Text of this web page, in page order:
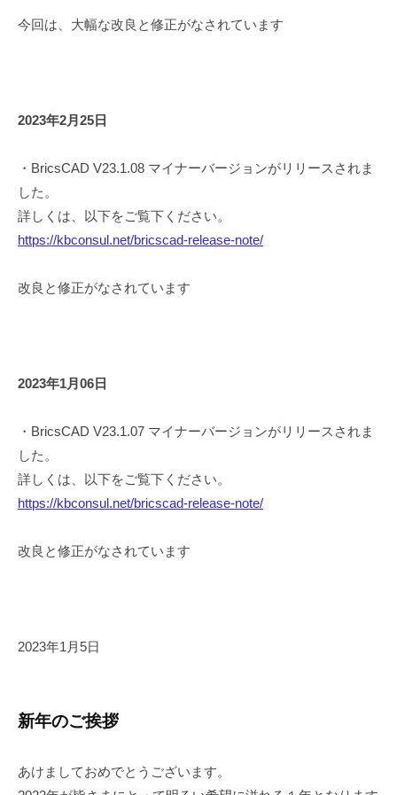
今回は、大幅な改良と修正がなされています
2023年2月25日
・BricsCAD V23.1.08 マイナーバージョンがリリースされま
した。
詳しくは、以下をご覧下ください。
https://kbconsul.net/bricscad-release-note/
改良と修正がなされています
2023年1月06日
・BricsCAD V23.1.07 マイナーバージョンがリリースされま
した。
詳しくは、以下をご覧下ください。
https://kbconsul.net/bricscad-release-note/
改良と修正がなされています
2023年1月5日
新年のご挨拶
あけましておめでとうございます。